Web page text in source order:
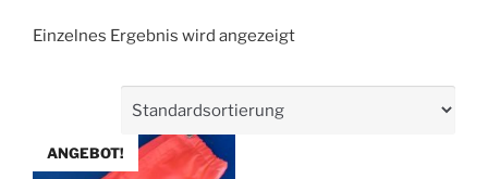
Einzelnes Ergebnis wird angezeigt
ANGEBOT!